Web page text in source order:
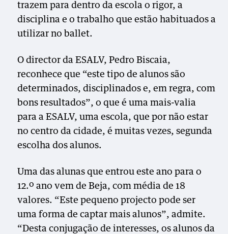
trazem para dentro da escola o rigor, a
disciplina e o trabalho que estão habituados a
utilizar no ballet.
O director da ESALV, Pedro Biscaia,
reconhece que “este tipo de alunos são
determinados, disciplinados e, em regra, com
bons resultados”, o que é uma mais-valia
para a ESALV, uma escola, que por não estar
no centro da cidade, é muitas vezes, segunda
escolha dos alunos.
Uma das alunas que entrou este ano para o
12.º ano vem de Beja, com média de 18
valores. “Este pequeno projecto pode ser
uma forma de captar mais alunos”, admite.
“Desta conjugação de interesses, os alunos da